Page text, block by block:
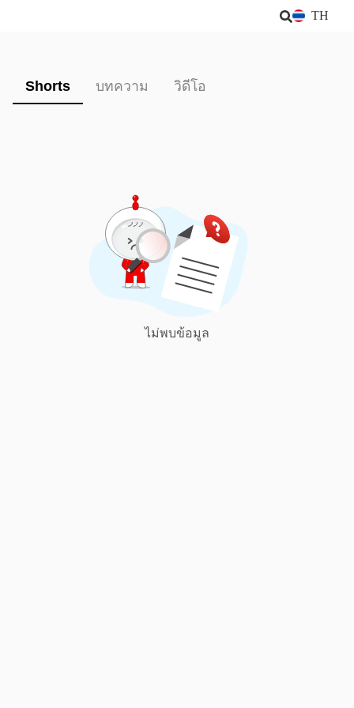
TH
Shorts บทความ วิดีโอ
ไม่พบข้อมูล